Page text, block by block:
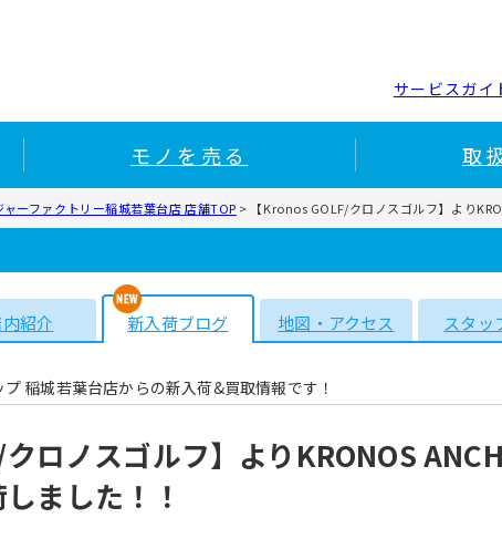
サービスガイ
モノを売る 取
ャーファクトリー稲城若葉台店 店舗TOP > 【Kronos GOLF/クロノスゴルフ】より
紹介 新入荷ブログ 地図・アクセス スタッ
稲城若葉台店からの新入荷&買取情報です！
クロノスゴルフ】よりKRONOS
ました！！